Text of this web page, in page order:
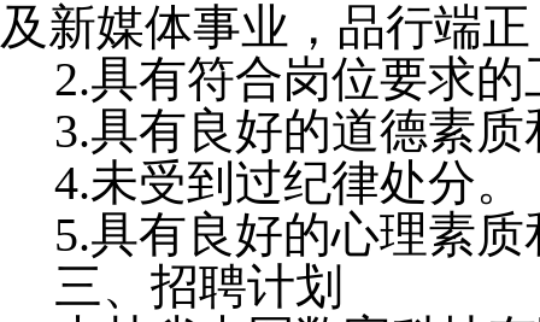
及新媒体事业，品行端
2.具有符合岗位要求
3.具有良好的道德素
4.未受到过纪律处分。
5.具有良好的心理素
三、招聘计划